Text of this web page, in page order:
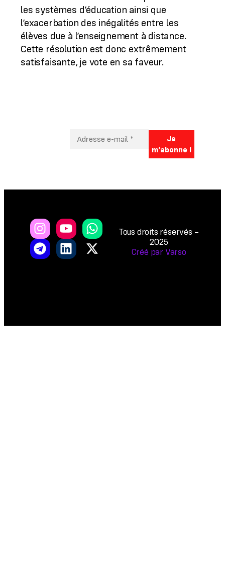
les systèmes d’éducation ainsi que
l’exacerbation des inégalités entre les
élèves due à l’enseignement à distance.
Cette résolution est donc extrêmement
satisfaisante, je vote en sa faveur.
Tous droits réservés –
2025
Créé par Varso